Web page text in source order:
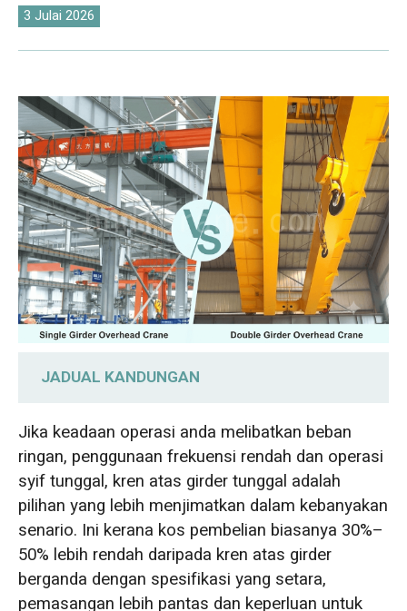
3 Julai 2026
JADUAL KANDUNGAN
Perbezaan Sebenar dalam Beban Roda
Apabila Kren Atas Girder Tunggal Adalah
Pilihan yang Lebih Bijak
Kren Atas TCO Memutuskan Apa yang
Patut Anda Beli
Jika keadaan operasi anda melibatkan beban
ringan, penggunaan frekuensi rendah dan operasi
syif tunggal, kren atas girder tunggal adalah
pilihan yang lebih menjimatkan dalam kebanyakan
senario. Ini kerana kos pembelian biasanya 30%–
50% lebih rendah daripada kren atas girder
berganda dengan spesifikasi yang setara,
pemasangan lebih pantas dan keperluan untuk